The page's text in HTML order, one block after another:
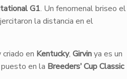
G1. Un fenomenal briseo el
la distancia en el
en Kentucky, Girvinya es un
en la Breeders’ Cup Classic